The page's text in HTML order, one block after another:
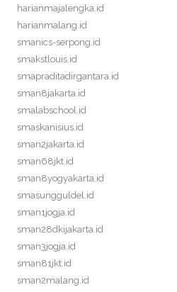
harianmajalengka.id
harianmalang.id
smanics-serpong.id
smakstlouis.id
smapraditadirgantara.id
sman8jakarta.id
smalabschool.id
smaskanisius.id
sman2jakarta.id
sman68jkt.id
sman8yogyakarta.id
smasungguldel.id
sman1jogja.id
sman28dkijakarta.id
sman3jogja.id
sman81jkt.id
sman2malang.id